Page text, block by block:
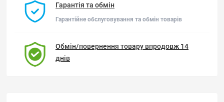
Гарантія та обмін
Гарантійне обслуговування та обмін товарів
Обмін/повернення товару впродовж 14
днів